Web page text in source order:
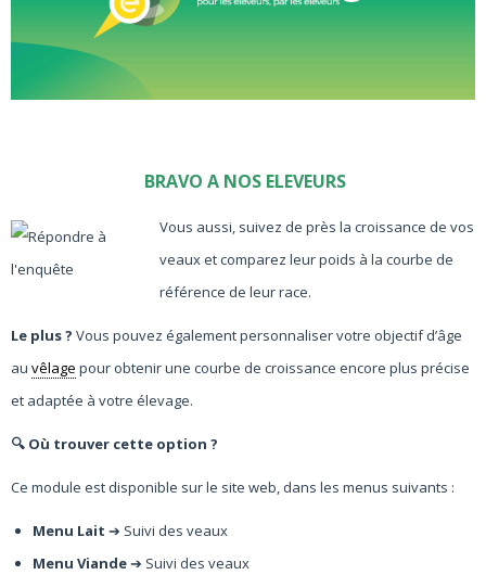
BRAVO A NOS ELEVEURS
Vous aussi, suivez de près la croissance de vos
veaux et comparez leur poids à la courbe de
référence de leur race.
Le plus ? Vous pouvez également personnaliser votre objectif d’âge
au vêlage pour obtenir une courbe de croissance encore plus précise
et adaptée à votre élevage.
🔍 Où trouver cette option ?
Ce module est disponible sur le site web, dans les menus suivants :
Menu Lait ➔ Suivi des veaux
Menu Viande➔ Suivi des veaux